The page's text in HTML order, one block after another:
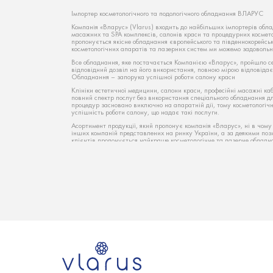
Імпортер косметологічного та подологічного обладнання ВЛАРУС
Компанія «Вларус» (Vlarus) входить до найбільших імпортерів
масажних та SPA комплексів, салонів краси та процедурних
пропонується якісне обладнання європейського та
косметологічних апаратів та лазерних систем ми можемо
Все обладнання, яке постачається Компанією «Вларус», пройшло
відповідний дозвіл на його використання, повною мірою
Обладнання – запорука успішної роботи салону краси
Клініки естетичної медицини, салони краси, професійні масажні
повний спектр послуг без використання спеціального обладнання
процедур засновано виключно на апаратній дії, тому
успішність роботи салону, що надає такі послуги.
Асортимент продукції, який пропонує компанія «Вларус», ні в
інших компаній представлених на ринку України, а за деякими
клієнтів пропонується найкраще косметологічне та лазерне
є гарною рекламою салону краси і автоматично сприяє
компанії.
Чому вигідно придбати обладнання для салону краси?
Пропоновані апарати гарантуватимуть бездоганну якість послуг,